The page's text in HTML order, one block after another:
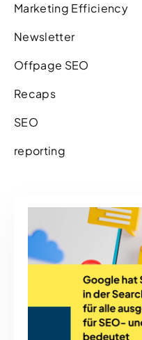
Marketing Efficiency
Newsletter
Offpage SEO
Recaps
SEO
reporting